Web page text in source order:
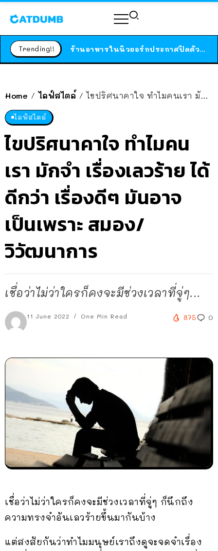
Trending!! สาวญี่ปุ่นโดนแมวตัวเองกัด ไม่ได้ไปหาหมอตั้งแต่เนิ่นๆ สุดท้ายขาบวม กลายเป็นโรคเนื้อเน่า เตือนทาสแมวทั้งหลายให้ระวัง
Home / ไลฟ์สไตล์ / ไขปริศนาคาใจ ทำไมคนเรา มักจำ เรื่องเลวร้าย ได้ดีกว่า เรื่องดีๆ มันอาจเป็นเพราะ สมอง/วิวัฒนาการ
ไลฟ์สไตล์
ไขปริศนาคาใจ ทำไมคน
เรา มักจำ เรื่องเลวร้าย ได้
ดีกว่า เรื่องดีๆ มันอาจ
เป็นเพราะ สมอง/
วิวัฒนาการ
เชื่อว่าไม่ว่าใครก็คงจะมีช่วงเวลาที่จู่ๆ...
11 June 2022 One Min Read 875 0
เชื่อว่าไม่ว่าใครก็คงจะมีช่วงเวลาที่จู่ๆ ก็นึกถึง
ความทรงจำอันเลวร้ายขึ้นมากันบ้าง
แต่สงสัยกันว่าทำไมมนุษย์เราถึงดูจะจดจำเรื่อง